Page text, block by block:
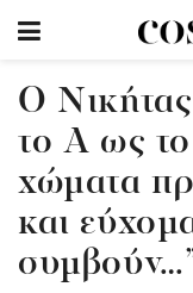
Ο
το Α ως
χώματα
και